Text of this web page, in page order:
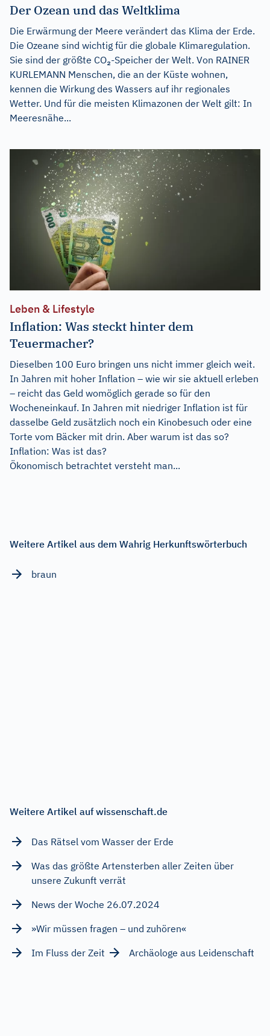
Der Ozean und das Weltklima
Die Erwärmung der Meere verändert das Klima der Erde.
Die Ozeane sind wichtig für die globale Klimaregulation.
Sie sind der größte CO₂-Speicher der Welt. Von RAINER
KURLEMANN Menschen, die an der Küste wohnen,
kennen die Wirkung des Wassers auf ihr regionales
Wetter. Und für die meisten Klimazonen der Welt gilt: In
Meeresnähe...
Leben & Lifestyle
Inflation: Was steckt hinter dem
Teuermacher?
Dieselben 100 Euro bringen uns nicht immer gleich weit.
In Jahren mit hoher Inflation – wie wir sie aktuell erleben
– reicht das Geld womöglich gerade so für den
Wocheneinkauf. In Jahren mit niedriger Inflation ist für
dasselbe Geld zusätzlich noch ein Kinobesuch oder eine
Torte vom Bäcker mit drin. Aber warum ist das so?
Inflation: Was ist das?
Ökonomisch betrachtet versteht man...
Weitere Artikel aus dem Wahrig Herkunftswörterbuch
braun
Weitere Artikel auf wissenschaft.de
Das Rätsel vom Wasser der Erde
Was das größte Artensterben aller Zeiten über
unsere Zukunft verrät
News der Woche 26.07.2024
»Wir müssen fragen – und zuhören«
Im Fluss der Zeit
Archäologe aus Leidenschaft